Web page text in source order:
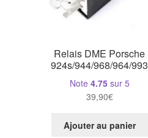
Relais DME Porsche
924s/944/968/964/993
Note 4.75sur 5
39,90€
Ajouter au panier